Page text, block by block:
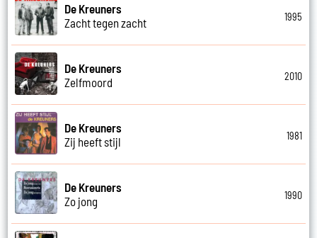
De Kreuners
Zacht tegen zacht
1995
De Kreuners
Zelfmoord
2010
De Kreuners
Zij heeft stijl
1981
De Kreuners
Zo jong
1990